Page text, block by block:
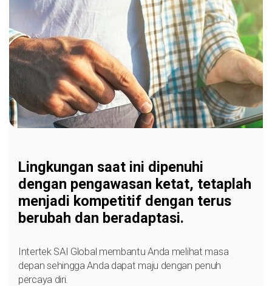
Lingkungan saat ini dipenuhi
dengan pengawasan ketat, tetaplah
menjadi kompetitif dengan terus
berubah dan beradaptasi.
Intertek SAI Global membantu Anda melihat masa
depan sehingga Anda dapat maju dengan penuh
percaya diri.